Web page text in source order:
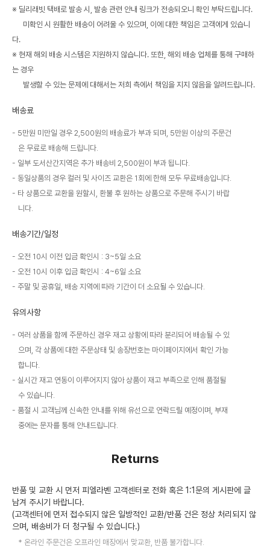
※ 딜리래빗 택배로 발송 시, 발송 관련 안내 링크가 전송되오니 확인 부탁드립니다.
미확인 시 원활한 배송이 어려울 수 있으며, 이에 대한 책임은 고객에게 있습니
다.
※ 현재 해외 배송 시스템은 지원하지 않습니다. 또한, 해외 배송 업체를 통해 구매하
는 경우
발생할 수 있는 문제에 대해서는 저희 측에서 책임을 지지 않음을 알려드립니다.
배송료
5만원 미만일 경우 2,500원의 배송료가 부과 되며, 5만원 이상의 주문건
은 무료로 배송해 드립니다.
일부 도서산간지역은 추가 배송비 2,500원이 부과 됩니다.
동일상품의 경우 컬러 및 사이즈 교환은 1회에 한해 모두 무료배송입니다.
타 상품으로 교환을 원할시, 환불 후 원하는 상품으로 주문해 주시기 바랍
니다.
배송기간/일정
오전 10시 이전 입금 확인시 : 3~5일 소요
오전 10시 이후 입금 확인시 : 4~6일 소요
주말 및 공휴일, 배송 지역에 따라 기간이 더 소요될 수 있습니다.
유의사항
여러 상품을 함께 주문하신 경우 재고 상황에 따라 분리되어 배송될 수 있
으며, 각 상품에 대한 주문상태 및 송장번호는 마이페이지에서 확인 가능
합니다.
실시간 재고 연동이 이루어지지 않아 상품이 재고 부족으로 인해 품절될
수 있습니다.
품절 시 고객님께 신속한 안내를 위해 유선으로 연락드릴 예정이며, 부재
중에는 문자를 통해 안내드립니다.
Returns
반품 및 교환 시 먼저 피엘라벤 고객센터로 전화 혹은 1:1문의 게시판에 글
남겨 주시기 바랍니다.
(고객센터에 먼저 접수되지 않은 일방적인 교환/반품 건은 정상 처리되지 않
으며, 배송비가 더 청구될 수 있습니다.)
온라인 주문건은 오프라인 매장에서 맞교환, 반품 불가합니다.